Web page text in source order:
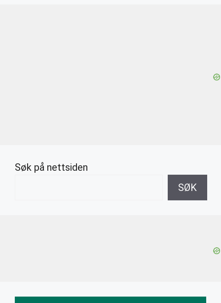
Søk på nettsiden
SØK